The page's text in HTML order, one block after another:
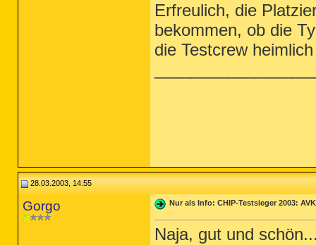
Erfreulich, die
bekommen, ob die
die Testcrew
28.03.2003, 14:55
Gorgo Nur als Info: CHIP-Testsieger 2003:
Naja, gut und